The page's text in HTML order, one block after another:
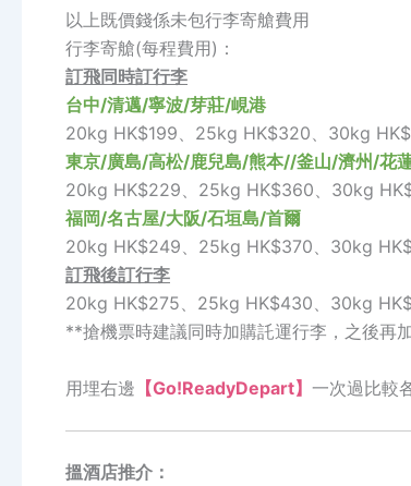
以上既價錢係未包行李寄艙費用
行李寄艙(每程費用)：
訂飛同時訂行李
台中/清邁/寧波/芽莊/峴港
20kg HK$199、25kg HK$320、30kg
東京/廣島/高松/鹿兒島/熊本//釜山/濟州/花
20kg HK$229、25kg HK$360、30kg
福岡/名古屋/大阪/石垣島/首爾
20kg HK$249、25kg HK$370、30kg
訂飛後訂行李
20kg HK$275、25kg HK$430、30kg
**搶機票時建議同時加購託運行李，之後再
用埋右邊 【Go!ReadyDepart】 一次過比較
搵酒店推介：